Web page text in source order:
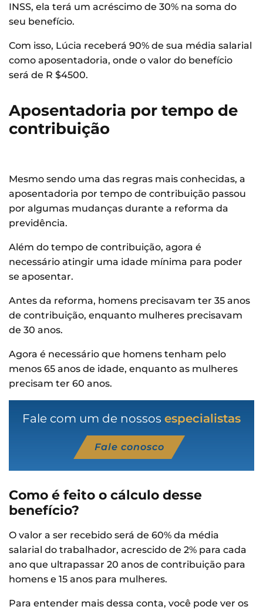
INSS, ela terá um acréscimo de 30% na soma do
seu benefício.
Com isso, Lúcia receberá 90% de sua média salarial
como aposentadoria, onde o valor do benefício
será de R $4500.
Aposentadoria por tempo de
contribuição
Mesmo sendo uma das regras mais conhecidas, a
aposentadoria por tempo de contribuição passou
por algumas mudanças durante a reforma da
previdência.
Além do tempo de contribuição, agora é
necessário atingir uma idade mínima para poder
se aposentar.
Antes da reforma, homens precisavam ter 35 anos
de contribuição, enquanto mulheres precisavam
de 30 anos.
Agora é necessário que homens tenham pelo
menos 65 anos de idade, enquanto as mulheres
precisam ter 60 anos.
Fale com um de nossos especialistas
Fale conosco
Como é feito o cálculo desse
benefício?
O valor a ser recebido será de 60% da média
salarial do trabalhador, acrescido de 2% para cada
ano que ultrapassar 20 anos de contribuição para
homens e 15 anos para mulheres.
Para entender mais dessa conta, você pode ver os